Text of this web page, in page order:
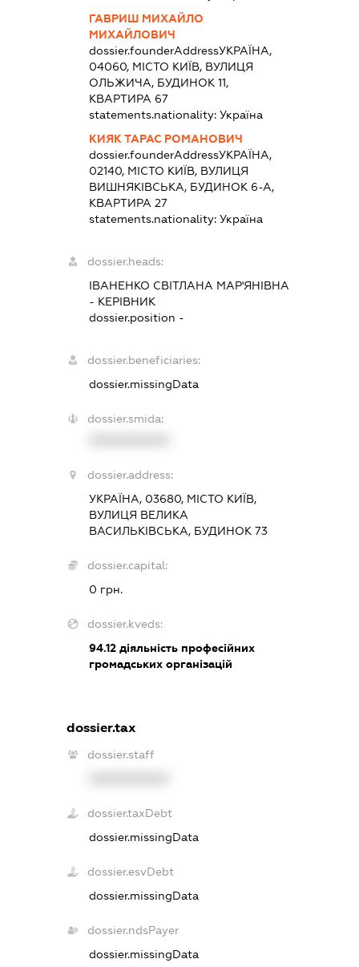
ГАВРИШ МИХАЙЛО
МИХАЙЛОВИЧ
dossier.founderAddressУКРАЇНА,
04060, МІСТО КИЇВ, ВУЛИЦЯ
ОЛЬЖИЧА, БУДИНОК 11,
КВАРТИРА 67
statements.nationality:Україна
КИЯК ТАРАС РОМАНОВИЧ
dossier.founderAddressУКРАЇНА,
02140, МІСТО КИЇВ, ВУЛИЦЯ
ВИШНЯКІВСЬКА, БУДИНОК 6-А,
КВАРТИРА 27
statements.nationality:Україна
dossier.heads:
ІВАНЕНКО СВІТЛАНА МАР'ЯНІВНА
- КЕРІВНИК
dossier.position -
dossier.beneficiaries:
dossier.missingData
dossier.smida:
dossier.address:
УКРАЇНА, 03680, МІСТО КИЇВ,
ВУЛИЦЯ ВЕЛИКА
ВАСИЛЬКІВСЬКА, БУДИНОК 73
dossier.capital:
0 грн.
dossier.kveds:
94.12 діяльність професійних
громадських організацій
dossier.tax
dossier.staff
dossier.taxDebt
dossier.missingData
dossier.esvDebt
dossier.missingData
dossier.ndsPayer
dossier.missingData